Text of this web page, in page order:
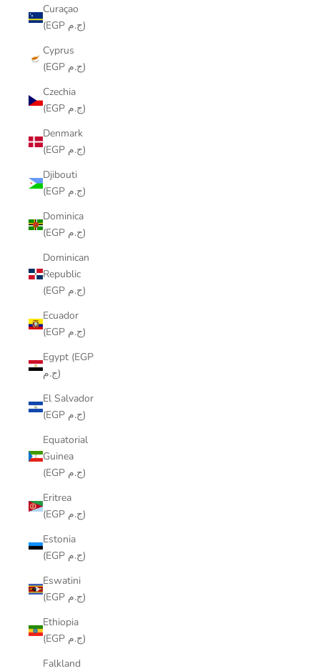
Curaçao
(EGP ج.م)
Cyprus
(EGP ج.م)
Czechia
(EGP ج.م)
Denmark
(EGP ج.م)
Djibouti
(EGP ج.م)
Dominica
(EGP ج.م)
Dominican
Republic
(EGP ج.م)
Ecuador
(EGP ج.م)
Egypt (EGP
ج.م)
El Salvador
(EGP ج.م)
Equatorial
Guinea
(EGP ج.م)
Eritrea
(EGP ج.م)
Estonia
(EGP ج.م)
Eswatini
(EGP ج.م)
Ethiopia
(EGP ج.م)
Falkland